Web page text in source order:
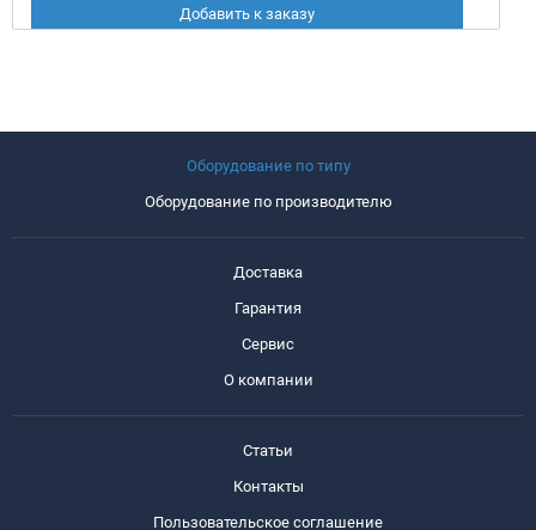
Добавить к заказу
Оборудование по типу
Оборудование по производителю
Доставка
Гарантия
Сервис
О компании
Статьи
Контакты
Пользовательское соглашение